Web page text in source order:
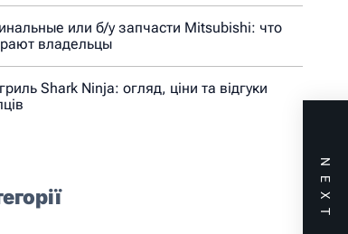
или б/у запчасти Mitsubishi: что
владельцы
Shark Ninja: огляд, ціни та відгуки
NEXT